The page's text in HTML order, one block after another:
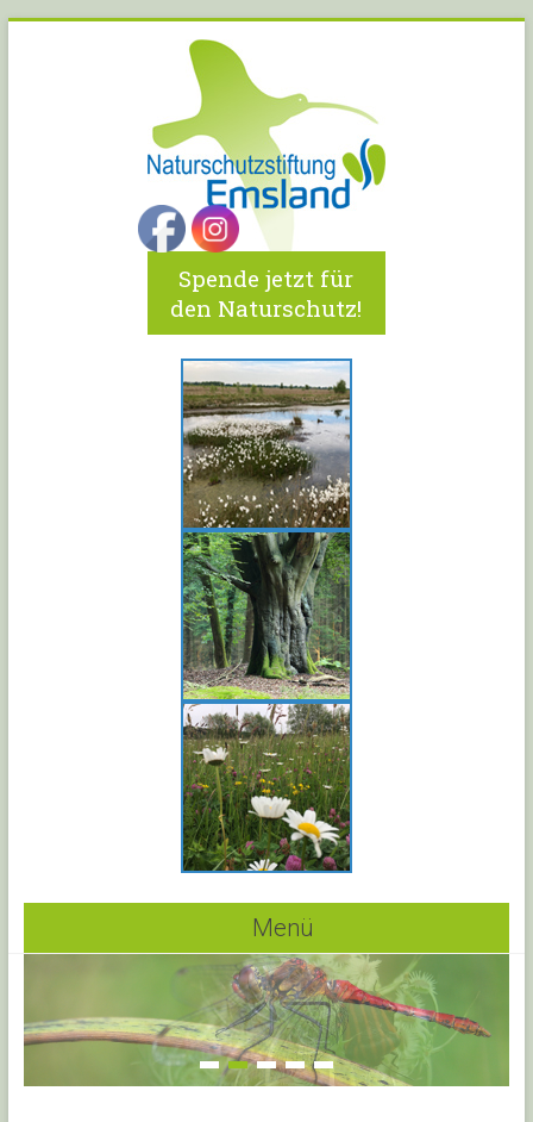
Spende jetzt für
den Naturschutz!
Menü
1 2 3 4 5